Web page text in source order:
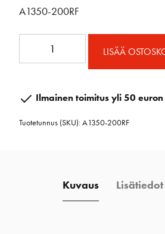
A1350-200RF
avattava
403
LISÄÄ
Ilmainen toimitus yli 50
Tuotetunnus (SKU):A1350-200RF
Kuvaus Lisätiedot